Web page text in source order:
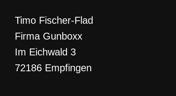
Timo Fischer-Flad
Firma Gunboxx
Im Eichwald 3
72186 Empfingen